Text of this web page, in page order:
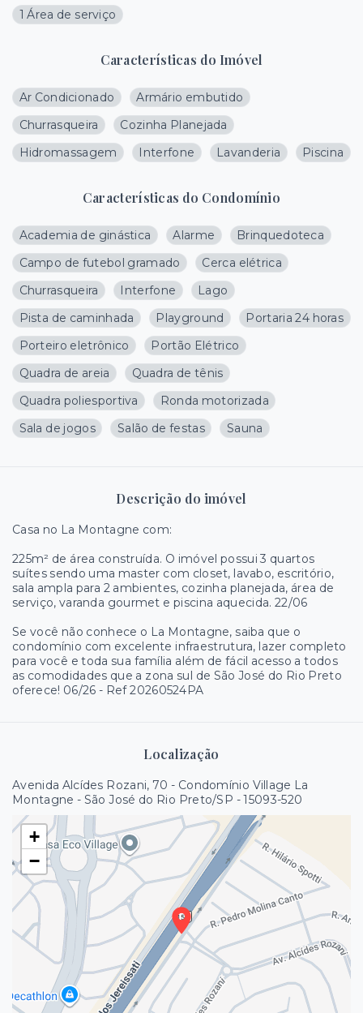
1 Área de serviço
Características do Imóvel
Ar Condicionado
Armário embutido
Churrasqueira
Cozinha Planejada
Hidromassagem
Interfone Lavanderia Piscina
Características do Condomínio
Academia de ginástica Alarme
Brinquedoteca
Campo de futebol gramado
Cerca elétrica
Churrasqueira
Interfone
Lago
Pista de caminhada
Playground
Portaria 24 horas
Porteiro eletrônico
Portão Elétrico
Quadra de areia
Quadra de tênis
Quadra poliesportiva
Ronda motorizada
Sala de jogos
Salão de festas Sauna
Descrição do imóvel
Casa no La Montagne com:
225m² de área construída. O imóvel possui 3 quartos
suítes sendo uma master com closet, lavabo, escritório,
sala ampla para 2 ambientes, cozinha planejada, área de
serviço, varanda gourmet e piscina aquecida. 22/06
Se você não conhece o La Montagne, saiba que o
condomínio com excelente infraestrutura, lazer completo
para você e toda sua família além de fácil acesso a todos
as comodidades que a zona sul de São José do Rio Preto
oferece! 06/26 - Ref 20260524PA
Localização
Avenida Alcídes Rozani, 70 - Condomínio Village La
Montagne - São José do Rio Preto/SP - 15093-520
+
−